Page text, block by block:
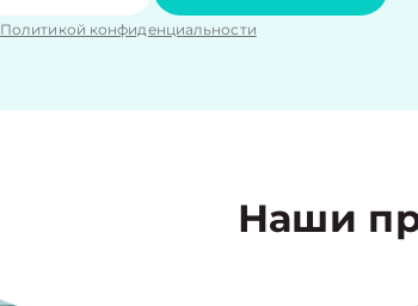
Политикой конфиденциальности
Наши